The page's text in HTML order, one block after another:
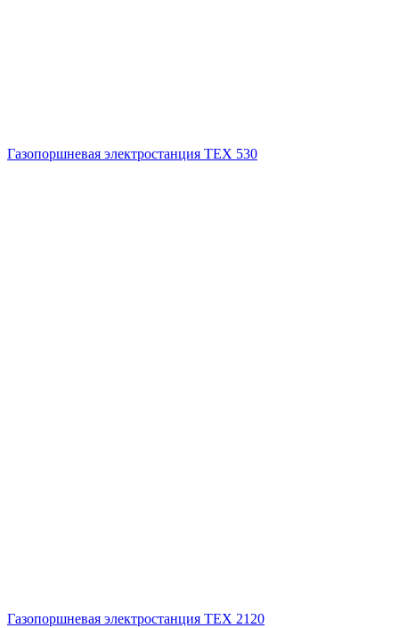
Газопоршневая электростанция ТЕХ 530
Газопоршневая электростанция ТЕХ 2120